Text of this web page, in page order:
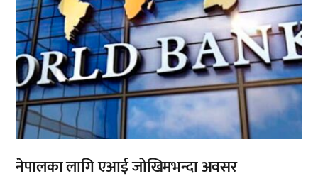
नेपालका लागि एआई जोखिमभन्दा अवसर